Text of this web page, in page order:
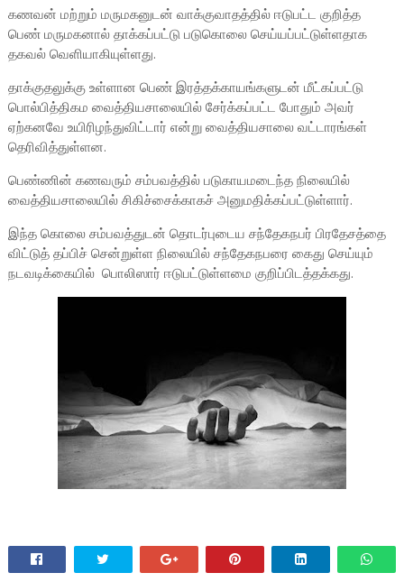
கணவன் மற்றும் மருமகனுடன் வாக்குவாதத்தில் ஈடுபட்ட குறித்த
பெண் மருமகனால் தாக்கப்பட்டு படுகொலை செய்யப்பட்டுள்ளதாக
தகவல் வெளியாகியுள்ளது.
தாக்குதலுக்கு உள்ளான பெண் இரத்தக்காயங்களுடன் மீட்கப்பட்டு
பொல்பித்திகம வைத்தியசாலையில் சேர்க்கப்பட்ட போதும் அவர்
ஏற்கனவே உயிரிழந்துவிட்டார் என்று வைத்தியசாலை வட்டாரங்கள்
தெரிவித்துள்ளன.
பெண்ணின் கணவரும் சம்பவத்தில் படுகாயமடைந்த நிலையில்
வைத்தியசாலையில் சிகிச்சைக்காகச் அனுமதிக்கப்பட்டுள்ளார்.
இந்த கொலை சம்பவத்துடன் தொடர்புடைய சந்தேகநபர் பிரதேசத்தை
விட்டுத் தப்பிச் சென்றுள்ள நிலையில் சந்தேகநபரை கைது செய்யும்
நடவடிக்கையில் பொலிஸார் ஈடுபட்டுள்ளமை குறிப்பிடத்தக்கது.